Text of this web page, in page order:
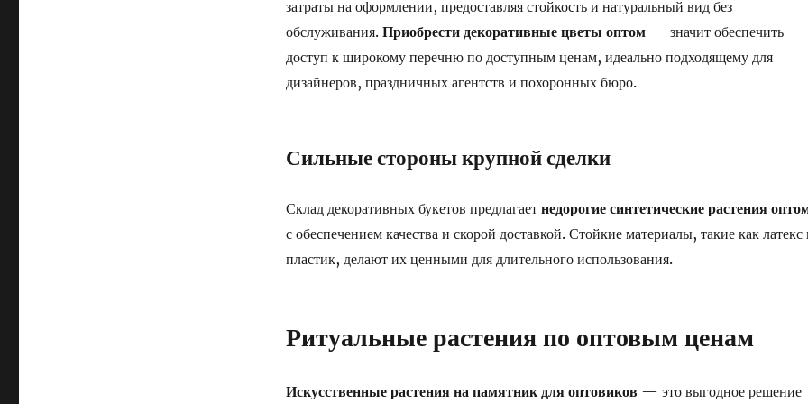
затраты на оформлении, предоставляя стойкость и натуральный вид без
обслуживания. Приобрести декоративные цветы оптом— значит обеспечить
доступ к широкому перечню по доступным ценам, идеально подходящему для
дизайнеров, праздничных агентств и похоронных бюро.
Сильные стороны крупной сделки
Склад декоративных букетов предлагает недорогие синтетические растения
с обеспечением качества и скорой доставкой. Стойкие материалы, такие как латекс
пластик, делают их ценными для длительного использования.
Ритуальные растения по оптовым ценам
Искусственные растения на памятник для оптовиков — это выгодное решение